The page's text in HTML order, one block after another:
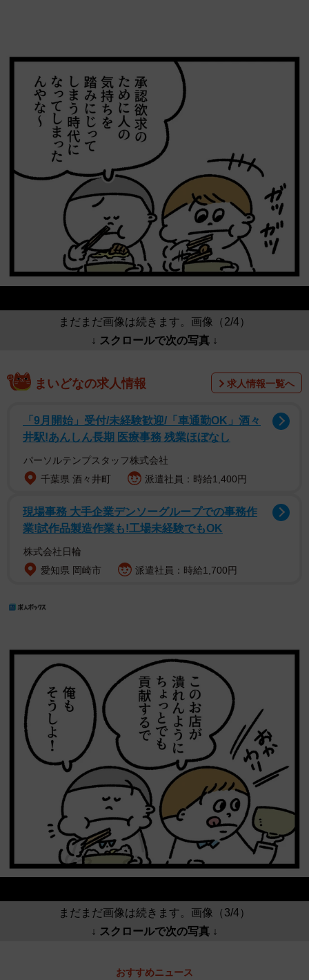
まだまだ画像は続きます。画像（2/4）
↓ スクロールで次の写真 ↓
まいどなの求人情報 求人情報一覧へ
「9月開始」受付/未経験歓迎/「車通勤OK」酒々
井駅!あんしん長期 医療事務 残業ほぼなし
パーソルテンプスタッフ株式会社
千葉県 酒々井町
派遣社員：時給1,400円
現場事務 大手企業デンソーグループでの事務作
業!試作品製造作業も!工場未経験でもOK
株式会社日輪
愛知県 岡崎市
派遣社員：時給1,700円
まだまだ画像は続きます。画像（3/4）
↓ スクロールで次の写真 ↓
おすすめニュース